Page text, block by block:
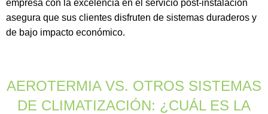
empresa con la excelencia en el servicio post-instalación
asegura que sus clientes disfruten de sistemas duraderos y
de bajo impacto económico.
AEROTERMIA VS. OTROS SISTEMAS
DE CLIMATIZACIÓN: ¿CUÁL ES LA